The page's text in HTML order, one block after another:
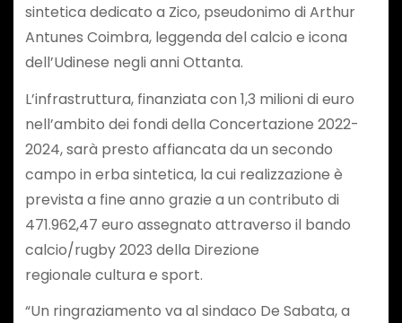
sintetica dedicato a Zico, pseudonimo di Arthur
Antunes Coimbra, leggenda del calcio e icona
dell’Udinese negli anni Ottanta.
L’infrastruttura, finanziata con 1,3 milioni di euro
nell’ambito dei fondi della Concertazione 2022-
2024, sarà presto affiancata da un secondo
campo in erba sintetica, la cui realizzazione è
prevista a fine anno grazie a un contributo di
471.962,47 euro assegnato attraverso il bando
calcio/rugby 2023 della Direzione
regionale cultura e sport.
“Un ringraziamento va al sindaco De Sabata, a